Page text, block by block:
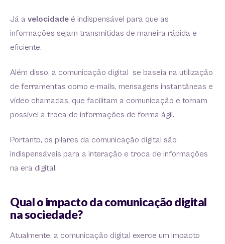
Já a velocidade é indispensável para que as
informações sejam transmitidas de maneira rápida e
eficiente.
Além disso, a comunicação digital se baseia na utilização
de ferramentas como e-mails, mensagens instantâneas e
vídeo chamadas, que facilitam a comunicação e tornam
possível a troca de informações de forma ágil.
Portanto, os pilares da comunicação digital são
indispensáveis para a interação e troca de informações
na era digital.
Qual o impacto da comunicação digital
na sociedade?
Atualmente, a comunicação digital exerce um impacto